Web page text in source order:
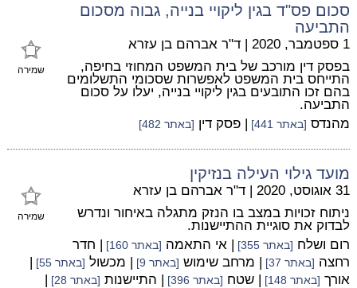
סכום פס"ד בגין ליקויי בנייה, גבוה מסכום
התביעה
שמירה
1 ספטמבר, 2020 | ד"ר אברהם בן עזרא
בפסק דין מורכב של בית המשפט המחוזי בחיפה,
התייחס בית המשפט לאפשרות שסכומי התשלומים
בהם זכו התובעים בגין ליקויי בנייה, יעלו על סכום
התביעה.
מהנדס [באתר 441] | פסק דין [באתר 482]
מועד גילוי העילה בנזיקין
שמירה
31 אוגוסט, 2020 | ד"ר אברהם בן עזרא
ניתוח זכויות במצב בו הנזק מתגלה באיחור ונדרש
לבדוק את סוגיית ההתיישנות.
רום ושלח [באתר 355] | אי התאמה [באתר 160]
| חדר
רחצה [באתר 37] | מרחב שימוש [באתר 9] | מכשול [באתר 55]
|
אורך [באתר 148] | שטח [באתר 396] | התיישנות [באתר 28]
|